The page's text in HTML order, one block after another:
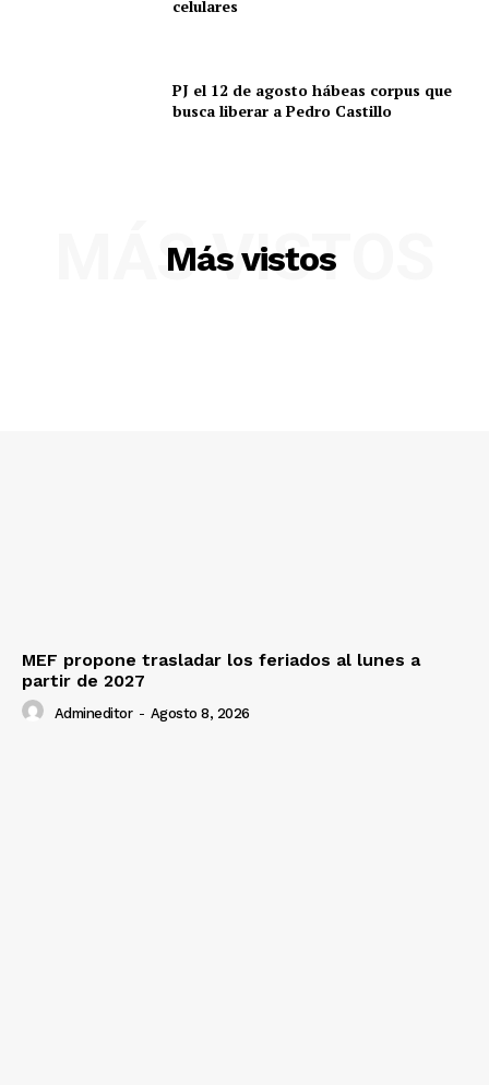
SUSCRIBETE
celulares
PJ el 12 de agosto hábeas corpus que
busca liberar a Pedro Castillo
Más vistos
MÁS VISTOS
MEF propone trasladar los feriados al lunes a
partir de 2027
Admineditor - Agosto 8, 2026